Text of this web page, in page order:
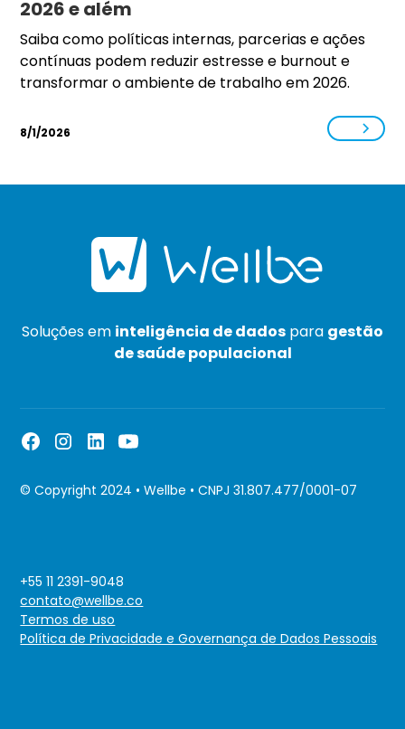
2026 e além
Saiba como políticas internas, parcerias e ações
contínuas podem reduzir estresse e burnout e
transformar o ambiente de trabalho em 2026.
8/1/2026
Soluções em inteligência de dados para gestão
de saúde populacional
© Copyright 2024 • Wellbe • CNPJ 31.807.477/0001-07
Termos de uso
Política de Privacidade e Governança de Dados Pessoais
+55 11 2391-9048
contato@wellbe.co